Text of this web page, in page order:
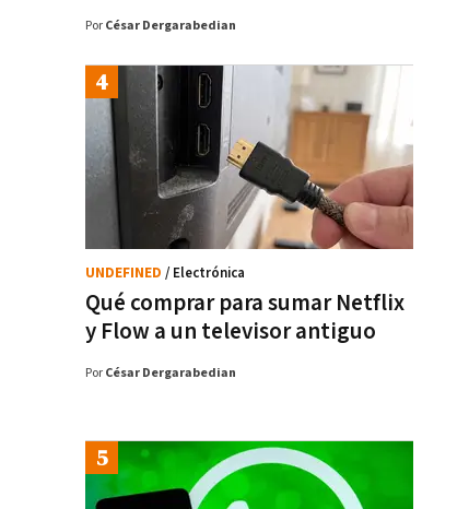
Por César Dergarabedian
Qué comprar para sumar Netflix
y Flow a un televisor antiguo
UNDEFINED / Electrónica
Por César Dergarabedian